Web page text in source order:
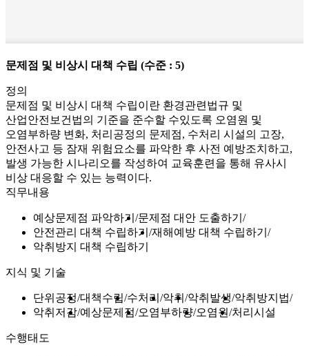
문제점 및 비상시 대책 수립 (수준 : 5)
정의
문제점 및 비상시 대책 수립이란 환경관련법규 및
산업안전보건법의 기준을 준수할 수있도록 오염원 및
오염부하량 변화, 처리공정의 문제점, 수처리 시설의 고장,
안전사고 등 잠재 위험요소를 파악한 후 사전 예방조치하고,
발생 가능한 시나리오를 작성하여 교육훈련을 통해 유사시
비상 대응할 수 있는 능력이다.
직무내용
예상문제점 파악하기
문제점 대안 도출하기
안전관리 대책 수립하기
재해예방 대책 수립하기
악취방지 대책 수립하기
지식 및 기술
단위공정 대책수립 수처리 악취 악취발생 악취방지법
악취저감 예상문제점 오염부하량 오염원 처리시설
수행태도